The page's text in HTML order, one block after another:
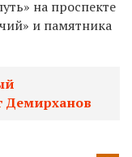
на проспекте
и памятника
Демирханов